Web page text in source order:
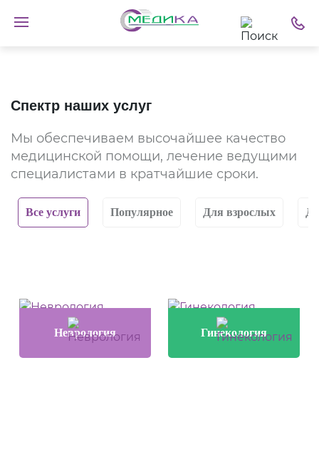
Спектр наших услуг
Мы обеспечиваем высочайшее качество
медицинской помощи, лечение ведущими
специалистами в кратчайшие сроки.
Все услуги Популярное Для взрослых
Неврология Гинекология